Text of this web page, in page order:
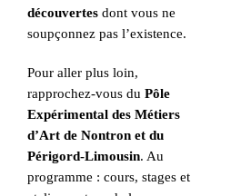
découvertes dont vous ne
soupçonnez pas l’existence.
Pour aller plus loin,
rapprochez-vous du Pôle
Expérimental des Métiers
d’Art de Nontron et du
Périgord-Limousin. Au
programme : cours, stages et